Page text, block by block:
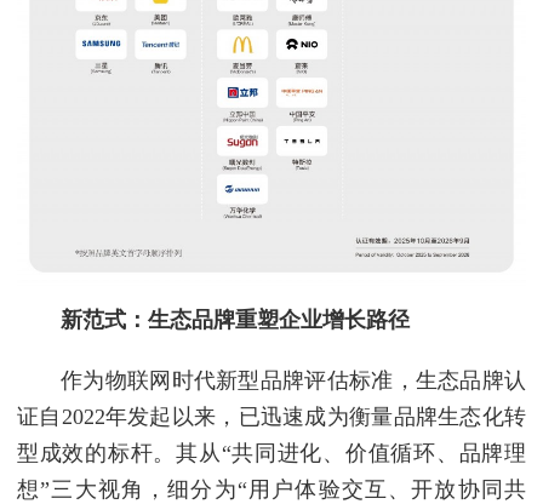
新范式： 生态品牌重塑企业增长路径
作为物联网时代新型品牌评估标准，生态品牌认
证自2022年发起以来，已迅速成为衡量品牌生态化转
型成效的标杆。其从“共同进化、价值循环、品牌理
想”三大视角，细分为“用户体验交互、开放协同共